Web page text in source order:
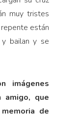
muy tristes
están
bailan y se
imágenes
amigo, que
de